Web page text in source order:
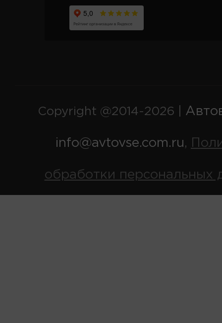
Copyright @2014-2026 |
info@avtovse.com.ru,
обработки персональных